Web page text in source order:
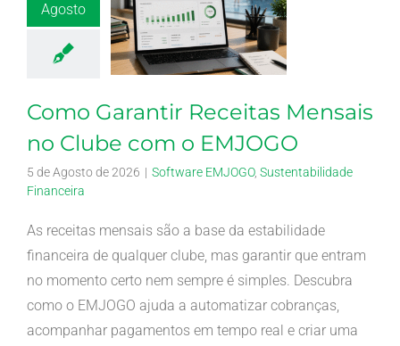
Agosto
Como Garantir Receitas Mensais
no Clube com o EMJOGO
5 de Agosto de 2026 | Software EMJOGO, Sustentabilidade
Financeira
As receitas mensais são a base da estabilidade
financeira de qualquer clube, mas garantir que entram
no momento certo nem sempre é simples. Descubra
como o EMJOGO ajuda a automatizar cobranças,
acompanhar pagamentos em tempo real e criar uma